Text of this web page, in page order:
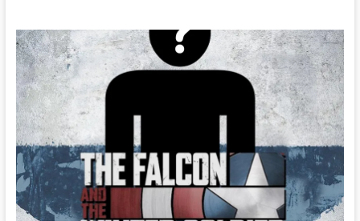
trailer
de
Spider-
Man:
No
Way
Home